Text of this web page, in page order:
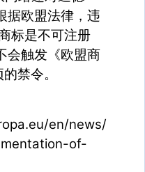
据欧盟法律，违
标是不可注册
会触发《欧盟商
禁令。
en/news/
of-